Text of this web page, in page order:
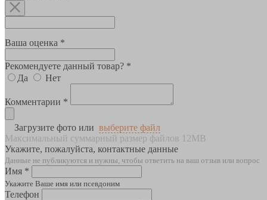
Ваша оценка *
Рекомендуете данный товар? *
Да
Нет
Комментарии *
Загрузите фото или выберите файл
Максимальный суммарный размер файлов 12MB
Укажите, пожалуйста, контактные данные
Данные не публикуются и нужны, чтобы ответить на ваш отзыв или вопрос
Имя *
Укажите Ваше имя или псевдоним
Телефон